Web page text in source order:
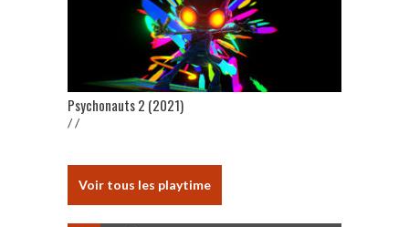
Psychonauts 2 (2021)
/ /
Voir tous les playtime